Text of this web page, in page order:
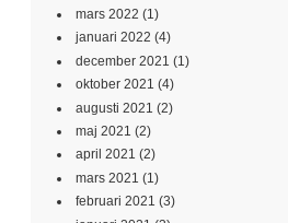
mars 2022 (1)
januari 2022 (4)
december 2021 (1)
oktober 2021 (4)
augusti 2021 (2)
maj 2021 (2)
april 2021 (2)
mars 2021 (1)
februari 2021 (3)